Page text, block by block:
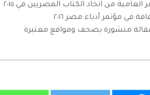
من اتحاد الكتاب المصريين في ٢٠١٥
في مؤتمر أدباء مصر ٢٠١٦